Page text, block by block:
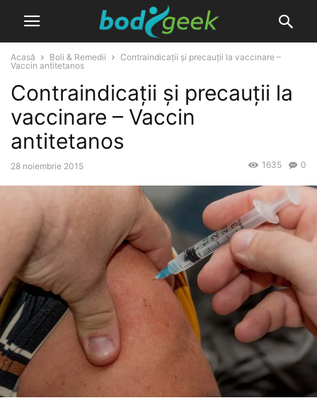
Acasă Boli & Remedii
Contraindicații și precauții la vaccinare –
Vaccin antitetanos
Contraindicații și precauții la
vaccinare – Vaccin
antitetanos
28 noiembrie 2015 0
1635